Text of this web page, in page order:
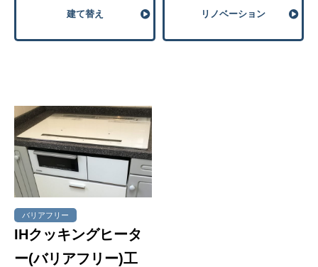
建て替え リノベーション
バリアフリー
IHクッキングヒータ
ー(バリアフリー)工